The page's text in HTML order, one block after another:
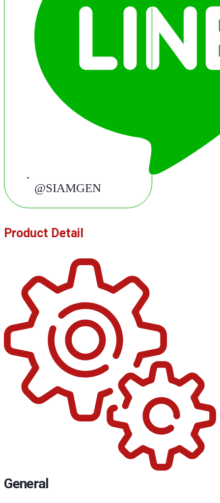
@SIAMGEN
Product Detail
General